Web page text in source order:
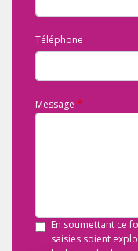
Téléphone
Message
En soumettant ce
saisies soient